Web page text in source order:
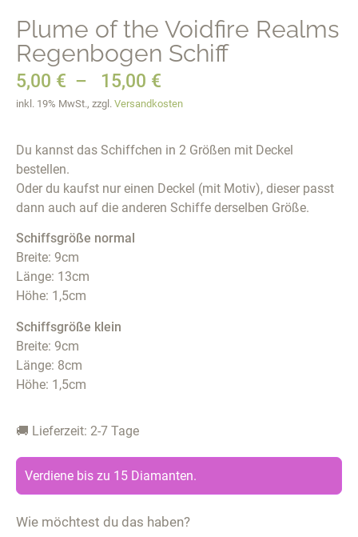
Plume of the Voidfire Realms
Regenbogen Schiff
5,00 € – 15,00 €
inkl. 19% MwSt., zzgl. Versandkosten
Du kannst das Schiffchen in 2 Größen mit Deckel
bestellen.
Oder du kaufst nur einen Deckel (mit Motiv), dieser passt
dann auch auf die anderen Schiffe derselben Größe.
Schiffsgröße normal
Breite: 9cm
Länge: 13cm
Höhe: 1,5cm
Schiffsgröße klein
Breite: 9cm
Länge: 8cm
Höhe: 1,5cm
🚚 Lieferzeit: 2-7 Tage
Verdiene bis zu 15 Diamanten.
Wie möchtest du das haben?